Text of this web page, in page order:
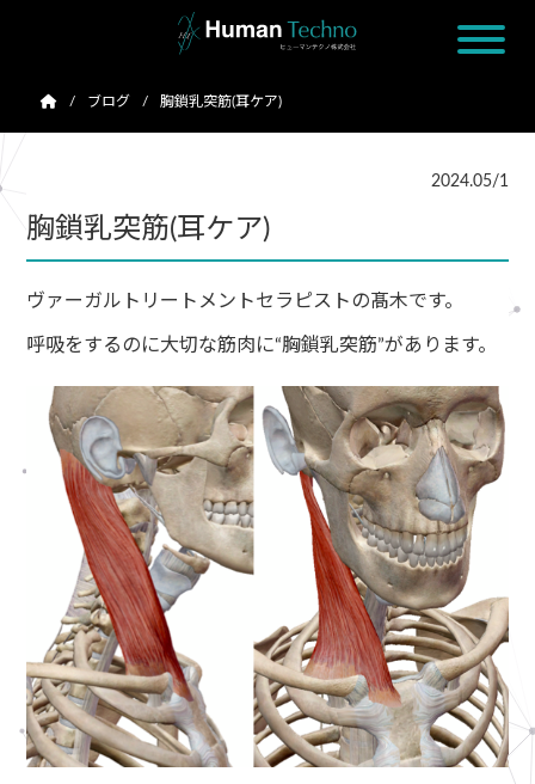
ブログ 胸鎖乳突筋(耳ケア)
2024.05/1
胸鎖乳突筋(耳ケア)
ヴァーガルトリートメントセラピストの髙木です。
呼吸をするのに大切な筋肉に“胸鎖乳突筋”があります。